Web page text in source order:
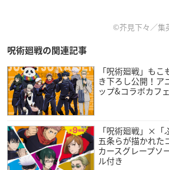
©芥見下々／集
呪術廻戦の関連記事
「呪術廻戦」も
き下ろし公開！ア
ップ&コラボカフ
「呪術廻戦」×「
五条らが描かれた
カースグレープソ
ル付き